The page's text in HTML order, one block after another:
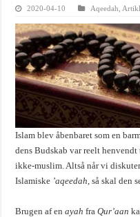
2020-04-10 Aqeedah
Islam blev åbenbaret som en
dens Budskab var reelt
ikke-muslim. Altså når vi
Islamiske ’aqeedah, så skal den
Brugen af enayah fraQur’aan